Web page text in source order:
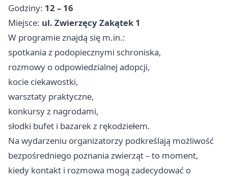
Godziny: 12 – 16
Miejsce: ul. Zwierzęcy Zakątek 1
W programie znajdą się m.in.:
spotkania z podopiecznymi schroniska,
rozmowy o odpowiedzialnej adopcji,
kocie ciekawostki,
warsztaty praktyczne,
konkursy z nagrodami,
słodki bufet i bazarek z rękodziełem.
Na wydarzeniu organizatorzy podkreślają możliwość
bezpośredniego poznania zwierząt – to moment,
kiedy kontakt i rozmowa mogą zadecydować o